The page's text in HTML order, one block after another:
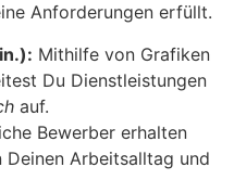
Anforderungen erfüllt.
Mithilfe von Grafiken
Du Dienstleistungen
auf.
Bewerber erhalten
Arbeitsalltag und